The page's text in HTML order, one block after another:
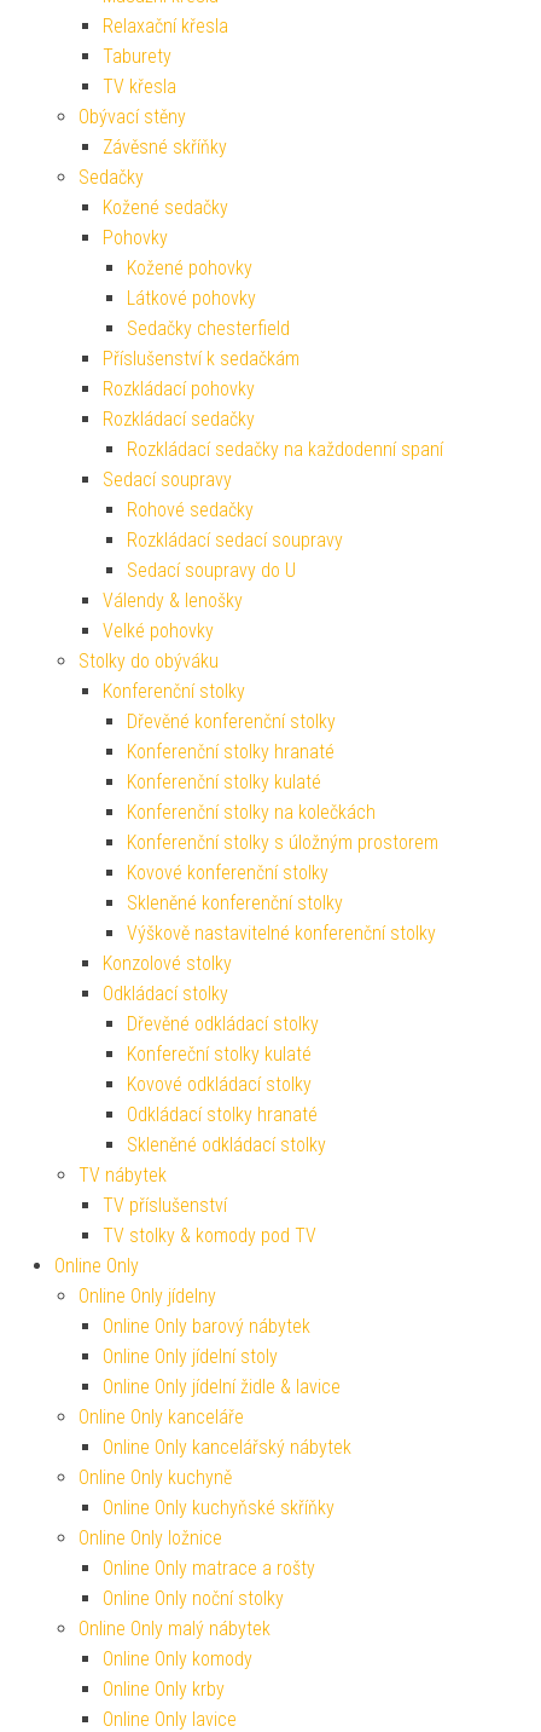
Relaxační křesla
Taburety
TV křesla
Obývací stěny
Závěsné skříňky
Sedačky
Kožené sedačky
Pohovky
Kožené pohovky
Látkové pohovky
Sedačky chesterfield
Příslušenství k sedačkám
Rozkládací pohovky
Rozkládací sedačky
Rozkládací sedačky na každodenní spaní
Sedací soupravy
Rohové sedačky
Rozkládací sedací soupravy
Sedací soupravy do U
Válendy & lenošky
Velké pohovky
Stolky do obýváku
Konferenční stolky
Dřevěné konferenční stolky
Konferenční stolky hranaté
Konferenční stolky kulaté
Konferenční stolky na kolečkách
Konferenční stolky s úložným prostorem
Kovové konferenční stolky
Skleněné konferenční stolky
Výškově nastavitelné konferenční stolky
Konzolové stolky
Odkládací stolky
Dřevěné odkládací stolky
Konfereční stolky kulaté
Kovové odkládací stolky
Odkládací stolky hranaté
Skleněné odkládací stolky
TV nábytek
TV příslušenství
TV stolky & komody pod TV
Online Only
Online Only jídelny
Online Only barový nábytek
Online Only jídelní stoly
Online Only jídelní židle & lavice
Online Only kanceláře
Online Only kancelářský nábytek
Online Only kuchyně
Online Only kuchyňské skříňky
Online Only ložnice
Online Only matrace a rošty
Online Only noční stolky
Online Only malý nábytek
Online Only komody
Online Only krby
Online Only lavice